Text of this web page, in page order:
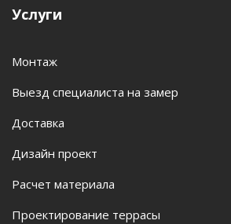
Услуги
Монтаж
Выезд специалиста на замер
Доставка
Дизайн проект
Расчет материала
Проектирование террасы